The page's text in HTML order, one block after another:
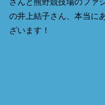
の井上結子さん、本当に
ざいます！